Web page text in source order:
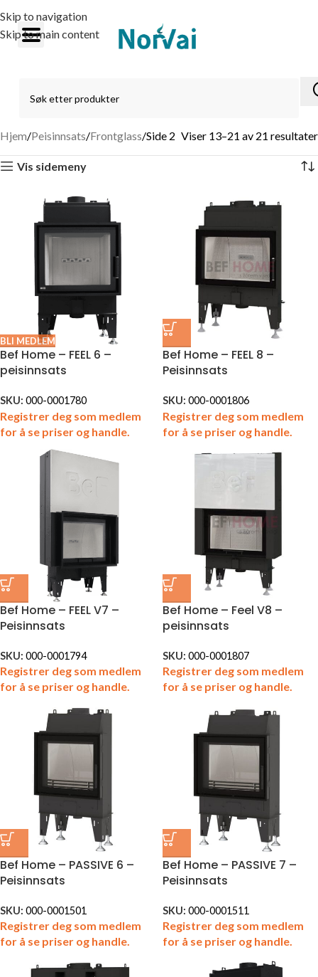
Skip to navigation
Skip to main content
Hjem Peisinnsats Frontglass Side 2 Viser 13–21 av 21 resultater
Vis sidemeny
BLI MEDLEM
Bef Home – FEEL 6 –
peisinnsats
SKU: 000-0001780
Registrer deg som medlem
for å se priser og handle.
Bef Home – FEEL 8 –
Peisinnsats
SKU: 000-0001806
Registrer deg som medlem
for å se priser og handle.
Bef Home – FEEL V7 –
Peisinnsats
SKU: 000-0001794
Registrer deg som medlem
for å se priser og handle.
Bef Home – Feel V8 –
peisinnsats
SKU: 000-0001807
Registrer deg som medlem
for å se priser og handle.
Bef Home – PASSIVE 6 –
Peisinnsats
SKU: 000-0001501
Registrer deg som medlem
for å se priser og handle.
Bef Home – PASSIVE 7 –
Peisinnsats
SKU: 000-0001511
Registrer deg som medlem
for å se priser og handle.